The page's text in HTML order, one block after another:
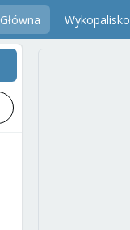
Główna Wykopalisko